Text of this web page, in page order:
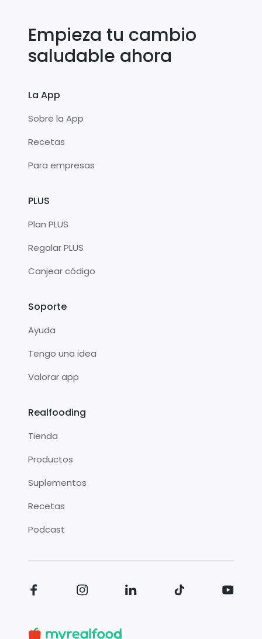
Empieza tu cambio
saludable ahora
La App
Sobre la App
Recetas
Para empresas
PLUS
Plan PLUS
Regalar PLUS
Canjear código
Soporte
Ayuda
Tengo una idea
Valorar app
Realfooding
Tienda
Productos
Suplementos
Recetas
Podcast